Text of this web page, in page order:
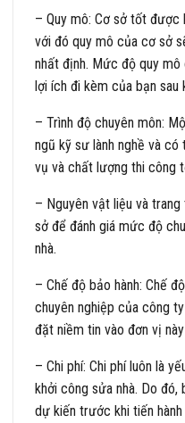
– Quy mô: Cơ sở tốt được
với đó quy mô của cơ sở
nhất định. Mức độ quy
lợi ích đi kèm của bạn sau
– Trình độ chuyên môn:
ngũ kỹ sư lành nghề và
vụ và chất lượng thi công
– Nguyên vật liệu và
sở để đánh giá mức độ
nhà.
– Chế độ bảo hành: Chế
chuyên nghiệp của công
đặt niềm tin vào đơn vị
– Chi phí: Chi phí luôn là
khởi công sửa nhà. Do đó,
dự kiến trước khi tiến